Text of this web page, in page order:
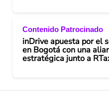
Contenido Patrocinado
inDrive apuesta por el
en Bogotá con una
estratégica junto a